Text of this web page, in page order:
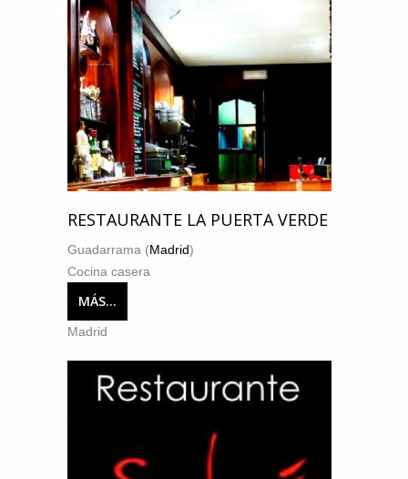
RESTAURANTE LA PUERTA VERDE
Guadarrama (Madrid)
Cocina casera
MÁS...
Madrid